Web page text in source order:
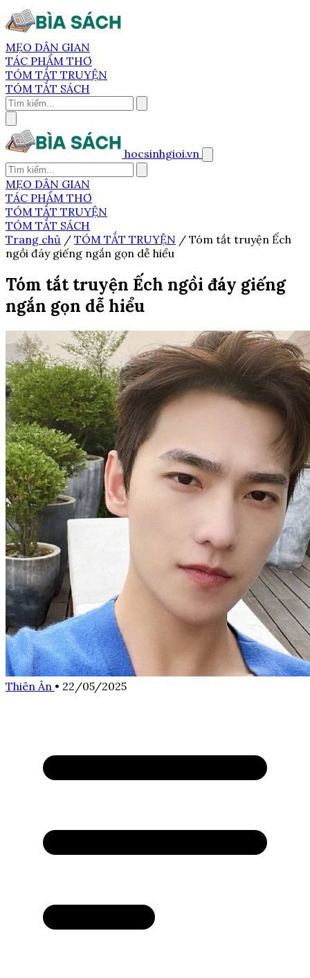
MẸO DÂN GIAN
TÁC PHẨM THƠ
TÓM TẮT TRUYỆN
TÓM TẮT SÁCH
hocsinhgioi.vn
MẸO DÂN GIAN
TÁC PHẨM THƠ
TÓM TẮT TRUYỆN
TÓM TẮT SÁCH
Trang chủ / TÓM TẮT TRUYỆN / Tóm tắt truyện Ếch
ngồi đáy giếng ngắn gọn dễ hiểu
Tóm tắt truyện Ếch ngồi đáy giếng
ngắn gọn dễ hiểu
Thiên Ân • 22/05/2025